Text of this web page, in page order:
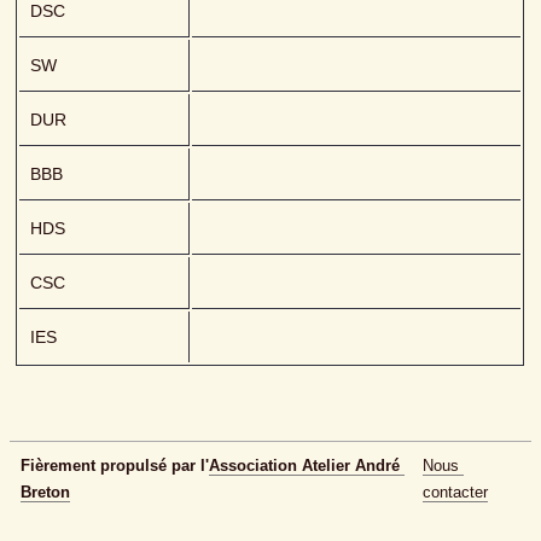
DSC
SW
DUR
BBB
HDS
CSC
IES
Fièrement propulsé par l'Association Atelier André
Breton
Nous
contacter